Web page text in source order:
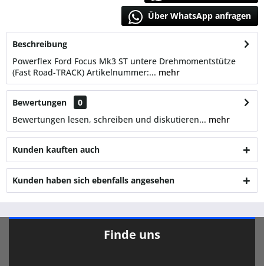
Über WhatsApp anfragen
Beschreibung
Powerflex Ford Focus Mk3 ST untere Drehmomentstütze
(Fast Road-TRACK) Artikelnummer:... mehr
Bewertungen
0
Bewertungen lesen, schreiben und diskutieren... mehr
Kunden kauften auch
Kunden haben sich ebenfalls angesehen
Finde uns